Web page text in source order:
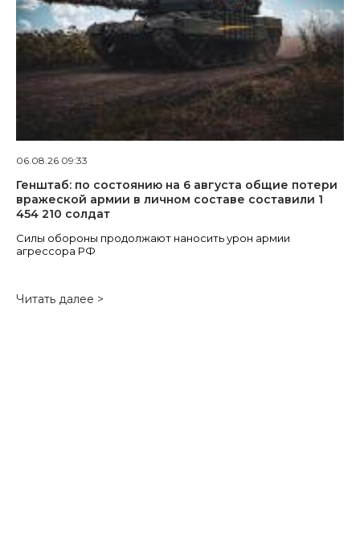
06.08.26 09:33
Генштаб: по состоянию на 6 августа общие потери
вражеской армии в личном составе составили 1
454 210 солдат
Силы обороны продолжают наносить урон армии
агрессора РФ
Читать далее >